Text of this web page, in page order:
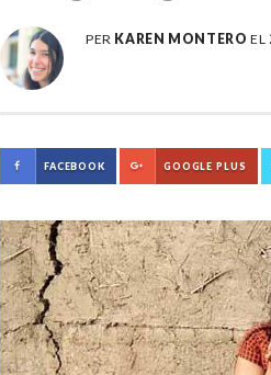
PER KAREN MONTERO EL
FACEBOOK GOOGLE PLUS